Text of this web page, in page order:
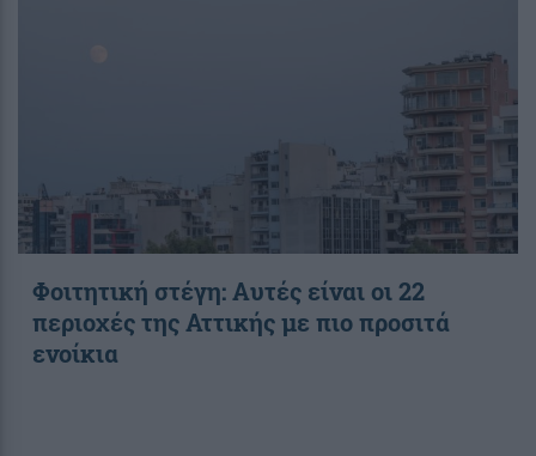
Φοιτητική στέγη: Aυτές είναι οι 22
περιοχές της Αττικής με πιο προσιτά
ενοίκια